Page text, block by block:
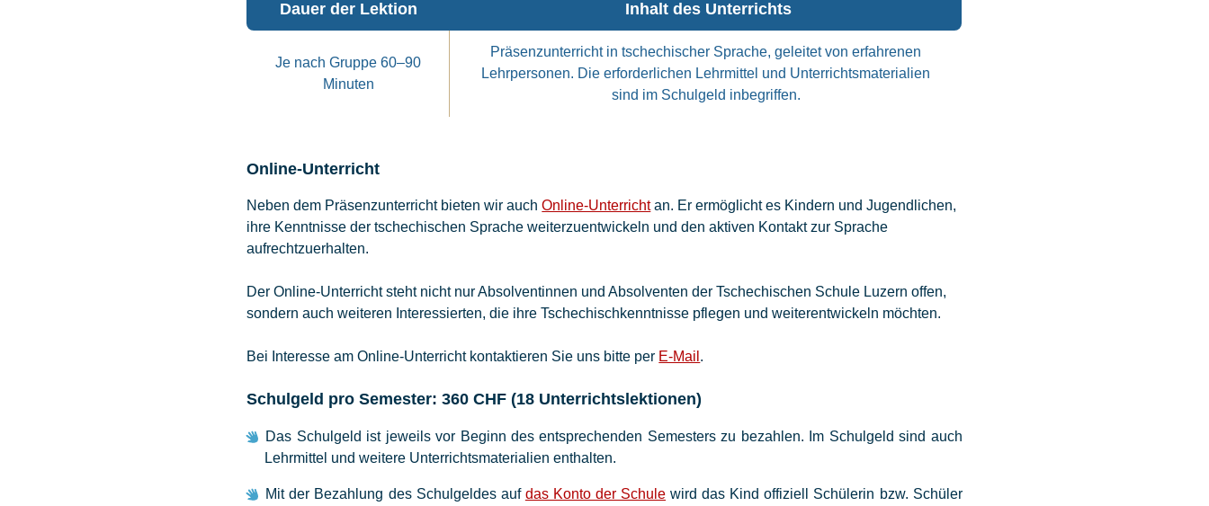
Dauer der Lektion Inhalt des Unterrichts
Je nach Gruppe 60–90
Minuten
Präsenzunterricht in tschechischer Sprache, geleitet von erfahrenen
Lehrpersonen. Die erforderlichen Lehrmittel und Unterrichtsmaterialien
sind im Schulgeld inbegriffen.
Online-Unterricht
Neben dem Präsenzunterricht bieten wir auchOnline-Unterrichtan. Er ermöglicht es Kindern und Jugendlichen,
ihre Kenntnisse der tschechischen Sprache weiterzuentwickeln und den aktiven Kontakt zur Sprache
aufrechtzuerhalten.
Der Online-Unterricht steht nicht nur Absolventinnen und Absolventen der Tschechischen Schule Luzern offen,
sondern auch weiteren Interessierten, die ihre Tschechischkenntnisse pflegen und weiterentwickeln möchten.
Bei Interesse am Online-Unterricht kontaktieren Sie uns bitte per E-Mail .
Schulgeld pro Semester: 360 CHF (18 Unterrichtslektionen)
Das Schulgeld ist jeweils vor Beginn des entsprechenden Semesters zu bezahlen. Im Schulgeld sind auch
Lehrmittel und weitere Unterrichtsmaterialien enthalten.
Mit der Bezahlung des Schulgeldes auf das Konto der Schule wird das Kind offiziell Schülerin bzw. Schüler